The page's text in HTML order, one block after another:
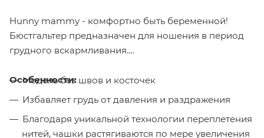
Hunny mammy - комфортно быть беременной!
Бюстгальтер предназначен для ношения в период
грудного вскармливания.
Особенности:
Модель без швов и косточек
Избавляет грудь от давления и раздражения
Благодаря уникальной технологии переплетения
нитей, чашки растягиваются по мере увеличения